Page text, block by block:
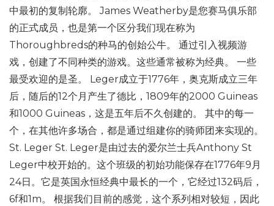
中最初的复制轮廓。 James Weatherby是您赛马俱乐部
的正式成员，也是第一个区分我们现在称为
Thoroughbreds的种马的创始公牛。 通过引入视频游
戏，创建了不同种类的游戏。这些通常被称为经典。 一些
最受欢迎的是圣。 Leger成立于1776年，奥克斯成立三年
后，随后的12个月产生了德比，1809年的2000 Guineas
和1000 Guineas，这是五年后不久创建的。 其中的每一
个，在其他许多场合，都是通过组建你的骑师团来实现的。
St. Leger St. Leger是由过去的爱尔兰士兵Anthony St
Leger中校开始的。这个班级的初始功能保存在1776年9月
24日。它是英国永恒经典中最长的一个，它经过132码后，
6f和1m。 根据我们目前的感觉，这个系列相对较短，因此